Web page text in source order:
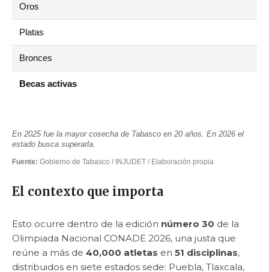
Oros
Platas
Bronces
Becas activas
En 2025 fue la mayor cosecha de Tabasco en 20 años. En 2026 el
estado busca superarla.
Fuente: Gobierno de Tabasco / INJUDET / Elaboración propia
El contexto que importa
Esto ocurre dentro de la edición número 30 de la
Olimpiada Nacional CONADE 2026, una justa que
reúne a más de 40,000 atletas en 51 disciplinas,
distribuidos en siete estados sede: Puebla, Tlaxcala,